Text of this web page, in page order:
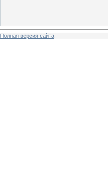
Полная версия сайта